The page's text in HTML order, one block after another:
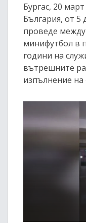
Бургас, 20
България, от 5
проведе
минифутбол в
години на
вътрешните
изпълнение на